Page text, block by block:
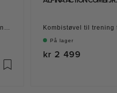
Klassisk støvel for trening og konkurranse Kombistøvel til trening
På lager
kr 2 499